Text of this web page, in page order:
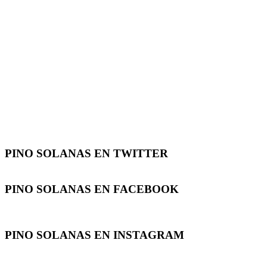
PINO SOLANAS EN TWITTER
PINO SOLANAS EN FACEBOOK
PINO SOLANAS EN INSTAGRAM